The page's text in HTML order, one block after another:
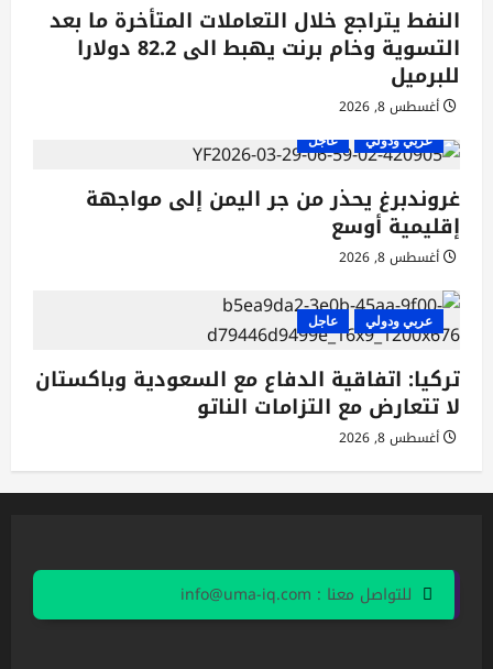
النفط يتراجع خلال التعاملات المتأخرة ما بعد
التسوية وخام برنت يهبط الى 82.2 دولارا
للبرميل
أغسطس 8, 2026
عربي ودولي عاجل
غروندبرغ يحذر من جر اليمن إلى مواجهة
إقليمية أوسع
أغسطس 8, 2026
عربي ودولي عاجل
تركيا: اتفاقية الدفاع مع السعودية وباكستان
لا تتعارض مع التزامات الناتو
أغسطس 8, 2026
للتواصل معنا : info@uma-iq.com